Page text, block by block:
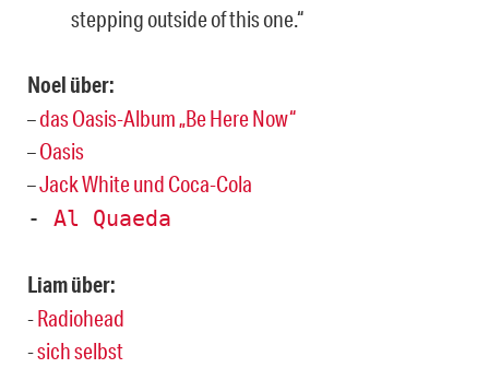
stepping outside of this one.“
Noel über:
–das Oasis-Album „Be Here Now“
–Oasis
–Jack White und Coca-Cola
- Al Quaeda
Liam über:
-Radiohead
-sich selbst